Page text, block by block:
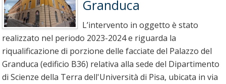
Granduca
L’intervento in oggetto è stato
realizzato nel periodo 2023-2024 e riguarda la
riqualificazione di porzione delle facciate del Palazzo del
Granduca (edificio B36) relativa alla sede del Dipartimento
di Scienze della Terra dell'Università di Pisa, ubicata in via